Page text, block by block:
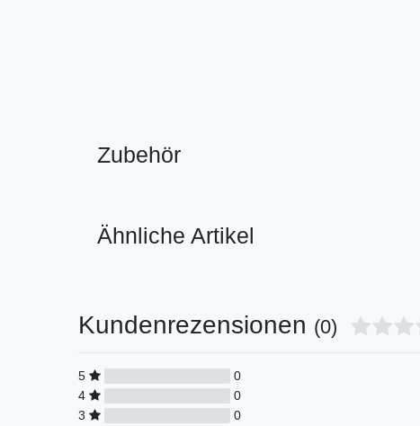
Zubehör
Ähnliche Artikel
Kundenrezensionen (0)
5
0
4
0
3
0